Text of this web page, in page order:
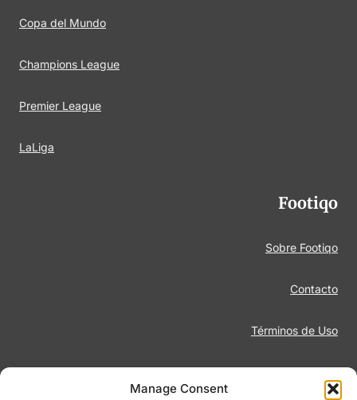
Manage Consent
Copa del Mundo
Champions League
Premier League
LaLiga
Footiqo
Sobre Footiqo
Contacto
Términos de Uso
Aviso Legal